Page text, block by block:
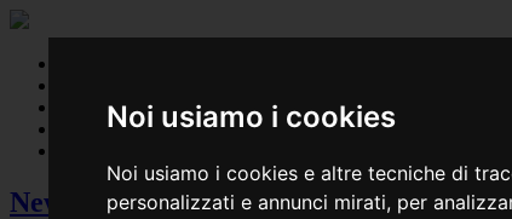
Noi usiamo i cookies
Noi usiamo i cookies e altre tecniche di
personalizzati e annunci mirati, per
News